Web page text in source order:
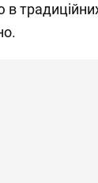
в